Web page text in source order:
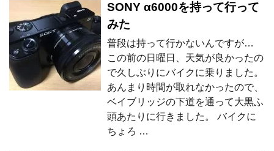
SONY α6000を持って行って
みた
普段は持って行かないんですが…
この前の日曜日、天気が良かったの
で久しぶりにバイクに乗りました。
あんまり時間が取れなかったので、
ベイブリッジの下道を通って大黒ふ
頭あたりに行きました。 バイクに
ちょろ …